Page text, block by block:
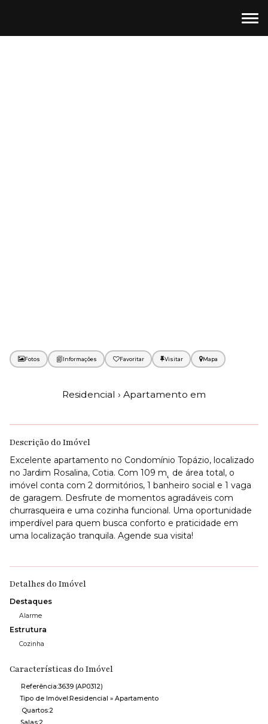
Fotos Favoritar Mapa
Residencial › Apartamento em
Descrição do Imóvel
Excelente apartamento no Condomínio Topázio, localizado
no Jardim Rosalina, Cotia. Com 109 m˛ de área total, o
imóvel conta com 2 dormitórios, 1 banheiro social e 1 vaga
de garagem. Desfrute de momentos agradáveis com
churrasqueira e uma cozinha funcional. Uma oportunidade
imperdível para quem busca conforto e praticidade em
uma localizaçăo tranquila. Agende sua visita!
Detalhes do Imóvel
Destaques
Alarme
Estrutura
Cozinha
Características do Imóvel
Referência:3639 (AP0312)
Tipo de Imóvel:Residencial » Apartamento
Quartos:2